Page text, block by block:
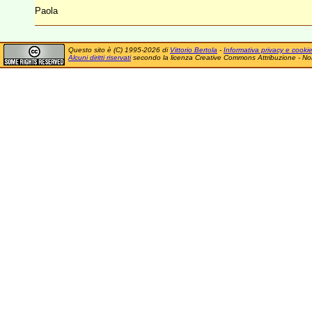
Paola
Questo sito è (C) 1995-2026 di Vittorio Bertola - Informativa privacy e cookie
Alcuni diritti riservatisecondo la licenza Creative Commons Attribuzione -